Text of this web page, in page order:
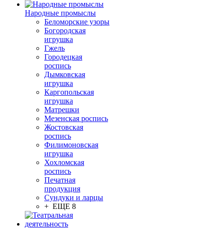
Народные промыслы
Беломорские узоры
Богородская
игрушка
Гжель
Городецкая
роспись
Дымковская
игрушка
Каргопольская
игрушка
Матрешки
Мезенская роспись
Жостовская
роспись
Филимоновская
игрушка
Хохломская
роспись
Печатная
продукция
Сундуки и ларцы
+ ЕЩЕ 8